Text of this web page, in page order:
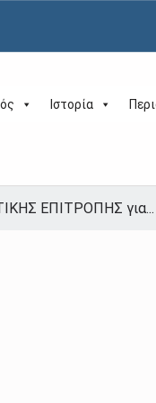
Ιστορία
ΕΠΙΤΡΟΠΗΣ για...